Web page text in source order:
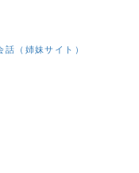
（姉妹サイト）